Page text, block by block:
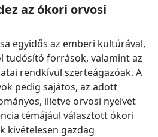
az ókori orvosi
egyidős az emberi kultúrával,
tudósító források, valamint az
rendkívül szerteágazóak. A
pedig sajátos, az adott
illetve orvosi nyelvet
témájául választott ókori
kivételesen gazdag